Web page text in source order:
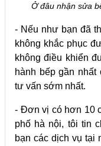
Ở đâu nhận sửa
- Nếu như bạn đã
không khắc phục
không điều khiển
hành bếp gần nhất
tư vấn sớm nhất.
- Đơn vị có hơn 10
phố hà nội, tôi tin
bạn các dịch vụ tại